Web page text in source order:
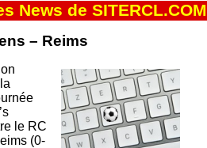
News de SITERCL.COM
– Reims
le RC
(0-